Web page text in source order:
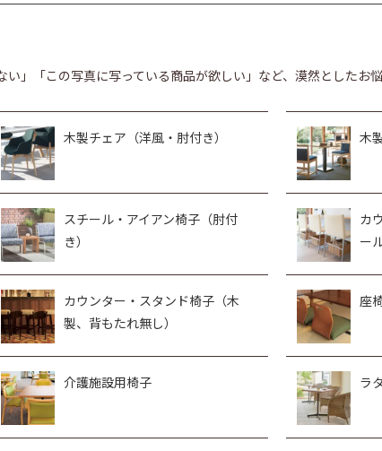
い」「この写真に写っている商品が欲しい」など、漠然とした
木製チェア（洋風・肘付き） 木
スチール・アイアン椅子（肘付
き）
カ
ー
カウンター・スタンド椅子（木
製、背もたれ無し）
座
介護施設用椅子 ラ